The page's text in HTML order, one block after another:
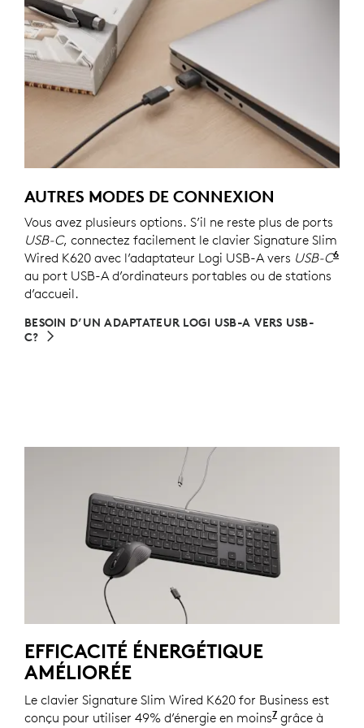
AUTRES MODES DE CONNEXION
Vous avez plusieurs options. S’il ne reste plus de ports
USB-C, connectez facilement le clavier Signature Slim
Wired K620 avec l’adaptateur Logi USB-A vers USB-C6
au port USB-A d’ordinateurs portables ou de stations
d’accueil.
BESOIN D’UN ADAPTATEUR LOGI USB-A VERS USB-
C?
EFFICACITÉ ÉNERGÉTIQUE
AMÉLIORÉE
Le clavier Signature Slim Wired K620 for Business est
conçu pour utiliser 49% d’énergie en moins7 Par rapport
grâce à